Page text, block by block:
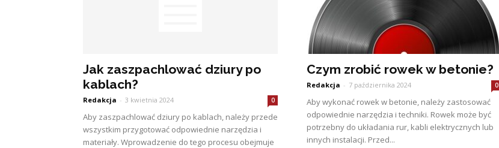
Jak zaszpachlować dziury po
kablach?
Redakcja - 3 kwietnia 2024 0
Aby zaszpachlować dziury po kablach, należy przede
wszystkim przygotować odpowiednie narzędzia i
materiały. Wprowadzenie do tego procesu obejmuje
Czym zrobić rowek w betonie?
Redakcja - 7 października 2024 0
Aby wykonać rowek w betonie, należy zastosować
odpowiednie narzędzia i techniki. Rowek może być
potrzebny do układania rur, kabli elektrycznych lub
innych instalacji. Przed...